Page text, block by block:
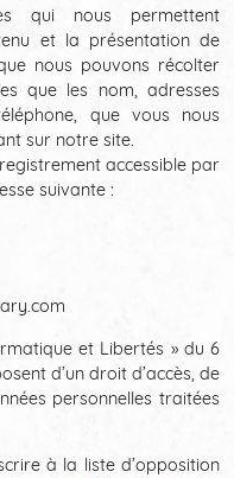
qui nous permettent
et la présentation de
nous pouvons récolter
que les nom, adresses
que vous nous
sur notre site.
accessible par
suivante :
et Libertés » du 6
d’un droit d’accès, de
personnelles traitées
à la liste d’opposition